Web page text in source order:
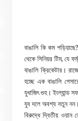
বাঙালি কি কম
থেকে সিনিয়র টিম, যে
বাঙালি ক্রিকেটার।
হচ্ছে এক বাঙালি
যুধাজিৎ গুহ। ইংল্যান্ড
যুব দলে অবশ্য নতুন
বিরুদ্ধে দ্বিতীয় ওয়ান